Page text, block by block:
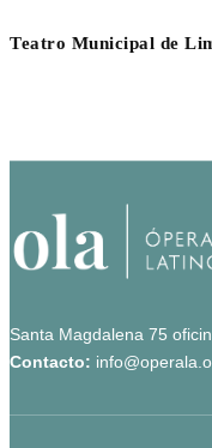
Teatro Municipal de
Santa Magdalena 75
Contacto: